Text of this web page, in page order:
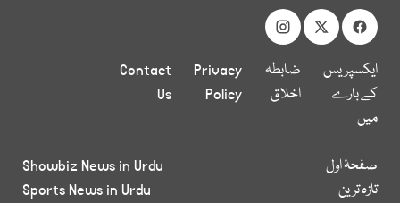
ایکسپریس
کے بارے
میں
ضابطہ
اخلاق
Privacy
Policy
Contact
Us
صفحۂ اول
تازہ ترین
Showbiz News in Urdu
Sports News in Urdu